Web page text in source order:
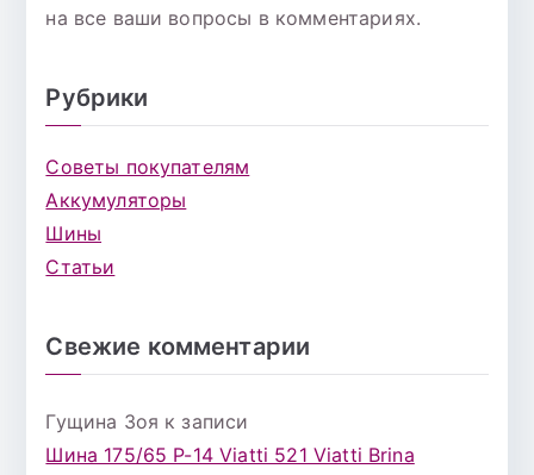
на все ваши вопросы в комментариях.
Рубрики
Советы покупателям
Аккумуляторы
Шины
Статьи
Свежие комментарии
Гущина Зоя к записи
Шина 175/65 Р-14 Viatti 521 Viatti Brina